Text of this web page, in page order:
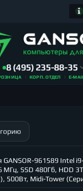
8 (495) 235-88-35
КОРП. ОТДЕЛ E-
GANSOR-961589 Intel
МГц, SSD 480Гб, HDD
500Вт, Midi-Tower